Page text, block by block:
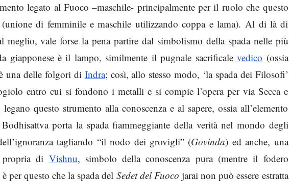
legato al Fuoco –maschile- principalmente per il ruolo che questo
(unione di femminile e maschile utilizzando coppa e lama). Al di là di
meglio, vale forse la pena partire dal simbolismo della spada nelle più
giapponese è il lampo, similmente il pugnale sacrificalevedico (ossia
una delle folgori di Indra; così, allo stesso modo, ‘la spada dei Filosofi’
entro cui si fondono i metalli e si compie l’opera per via Secca e
questo strumento alla conoscenza e al sapere, ossia all’elemento
porta la spada fiammeggiante della verità nel mondo degli
tagliando “il nodo dei grovigli” (Govinda) ed anche, una
propria di Vishnu, simbolo della conoscenza pura (mentre il fodero
per questo che la spada del Sedet del Fuoco jarai non può essere estratta